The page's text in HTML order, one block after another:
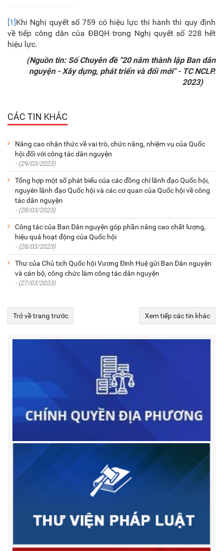
[1]Khi Nghị quyết số 759 có hiệu lực thi hành thì quy định
về tiếp công dân của ĐBQH trong Nghị quyết số 228 hết
hiệu lực.
(Nguồn tin: Số Chuyên đề "20 năm thành lập Ban dân
nguyện - Xây dựng, phát triển và đổi mới" - TC NCLP.
2023)
CÁC TIN KHÁC
Nâng cao nhận thức về vai trò, chức năng, nhiệm vụ của Quốc
hội đối với công tác dân nguyện
- (29/03/2023)
Tổng hợp một số phát biểu của các đồng chí lãnh đạo Quốc hội,
nguyên lãnh đạo Quốc hội và các cơ quan của Quốc hội về công
tác dân nguyện
- (28/03/2023)
Công tác của Ban Dân nguyện góp phần nâng cao chất lượng,
hiệu quả hoạt động của Quốc hội
- (28/03/2023)
Thư của Chủ tịch Quốc hội Vương Đình Huệ gửi Ban Dân nguyện
và cán bộ, công chức làm công tác dân nguyện
- (27/03/2023)
Trở về trang trước Xem tiếp các tin khác